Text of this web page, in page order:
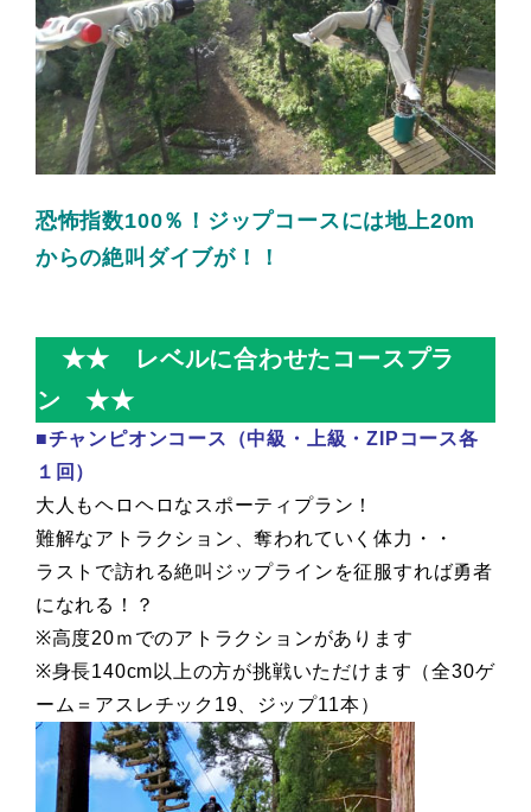
恐怖指数100％！ジップコースには地上20m
からの絶叫ダイブが！！
★★ レベルに合わせたコースプラ
ン ★★
■チャンピオンコース（中級・上級・ZIPコース各
１回）
大人もヘロヘロなスポーティプラン！
難解なアトラクション、奪われていく体力・・
ラストで訪れる絶叫ジップラインを征服すれば勇者
になれる！？
※高度20ｍでのアトラクションがあります
※身長140cm以上の方が挑戦いただけます（全30ゲ
ーム＝アスレチック19、ジップ11本）